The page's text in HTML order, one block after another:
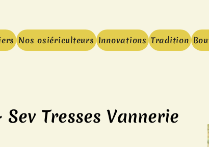
Nos osiériculteurs Innovations Tradition
Tresses Vannerie